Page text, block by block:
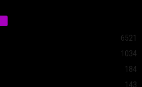
6521
1034
184
143